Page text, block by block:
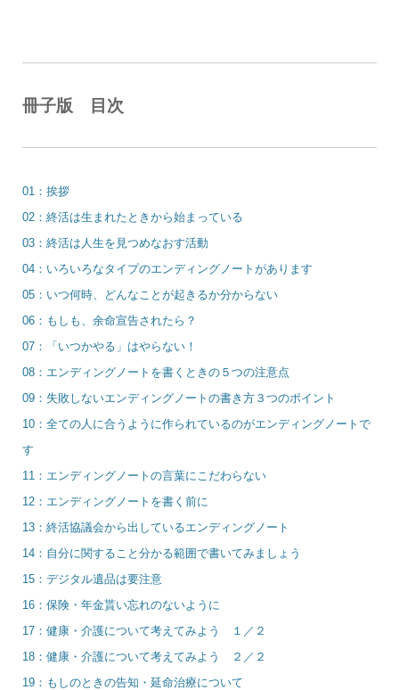
冊子版 目次
01：挨拶
02：終活は生まれたときから始まっている
03：終活は人生を見つめなおす活動
04：いろいろなタイプのエンディングノートがあります
05：いつ何時、どんなことが起きるか分からない
06：もしも、余命宣告されたら？
07：「いつかやる」はやらない！
08：エンディングノートを書くときの５つの注意点
09：失敗しないエンディングノートの書き方３つのポイント
10：全ての人に合うように作られているのがエンディングノートで
す
11：エンディングノートの言葉にこだわらない
12：エンディングノートを書く前に
13：終活協議会から出しているエンディングノート
14：自分に関すること分かる範囲で書いてみましょう
15：デジタル遺品は要注意
16：保険・年金貰い忘れのないように
17：健康・介護について考えてみよう １／２
18：健康・介護について考えてみよう ２／２
19：もしのときの告知・延命治療について